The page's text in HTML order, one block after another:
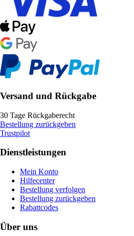
Versand und Rückgabe
30 Tage Rückgaberecht
Bestellung zurückgeben
Trustpilot
Dienstleistungen
Mein Konto
Hilfecenter
Bestellung verfolgen
Bestellung zurückgeben
Rabattcodes
Über uns